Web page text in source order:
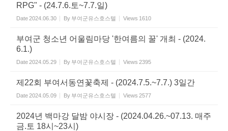
RPG" - (24.7.6.토~7.7.일)
Date2024.06.30 By 부여군유스호스텔 Views 1610
부여군 청소년 어울림마당 '한여름의 꿀' 개최 - (2024.
6.1.)
Date2024.05.29 By 부여군유스호스텔 Views 2395
제22회 부여서동연꽃축제 - (2024.7.5.~7.7.) 3일간
Date2024.05.09 By 부여군유스호스텔 Views 2577
2024년 백마강 달밤 야시장 - (2024.04.26.~07.13. 매주
금.토 18시~23시)